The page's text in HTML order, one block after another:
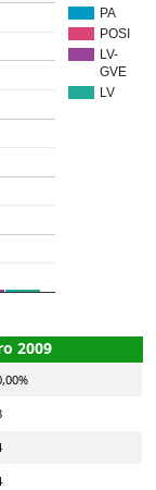
PA
POSI
LV-
GVE
LV
2009